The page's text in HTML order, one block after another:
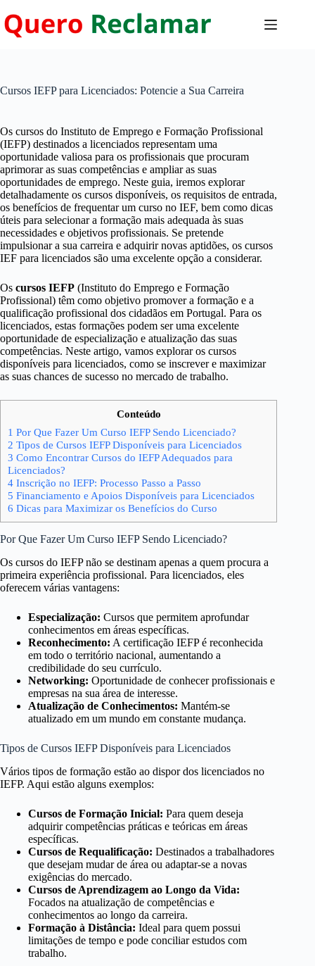
para
o
Cursos IEFP para Licenciados: Potencie a Sua Carreira
Os cursos do Instituto de Emprego e Formação Profissional
(IEFP) destinados a licenciados representam uma
oportunidade valiosa para os profissionais que procuram
aprimorar as suas competências e ampliar as suas
oportunidades de emprego. Neste guia, iremos explorar
detalhadamente os cursos disponíveis, os requisitos de entrada,
os benefícios de frequentar um curso no IEF, bem como dicas
úteis para selecionar a formação mais adequada às suas
necessidades e objetivos profissionais. Se pretende
impulsionar a sua carreira e adquirir novas aptidões, os cursos
IEF para licenciados são uma excelente opção a considerar.
Os cursos IEFP (Instituto do Emprego e Formação
Profissional) têm como objetivo promover a formação e a
qualificação profissional dos cidadãos em Portugal. Para os
licenciados, estas formações podem ser uma excelente
oportunidade de especialização e atualização das suas
competências. Neste artigo, vamos explorar os cursos
disponíveis para licenciados, como se inscrever e maximizar
as suas chances de sucesso no mercado de trabalho.
Conteúdo
1 Por Que Fazer Um Curso IEFP Sendo Licenciado?
2 Tipos de Cursos IEFP Disponíveis para Licenciados
3 Como Encontrar Cursos do IEFP Adequados para
Licenciados?
4 Inscrição no IEFP: Processo Passo a Passo
5 Financiamento e Apoios Disponíveis para Licenciados
6 Dicas para Maximizar os Benefícios do Curso
Por Que Fazer Um Curso IEFP Sendo Licenciado?
Os cursos do IEFP não se destinam apenas a quem procura a
primeira experiência profissional. Para licenciados, eles
oferecem várias vantagens:
Especialização: Cursos que permitem aprofundar
conhecimentos em áreas específicas.
Reconhecimento: A certificação IEFP é reconhecida
em todo o território nacional, aumentando a
credibilidade do seu currículo.
Networking: Oportunidade de conhecer profissionais e
empresas na sua área de interesse.
Atualização de Conhecimentos: Mantém-se
atualizado em um mundo em constante mudança.
Tipos de Cursos IEFP Disponíveis para Licenciados
Vários tipos de formação estão ao dispor dos licenciados no
IEFP. Aqui estão alguns exemplos:
Cursos de Formação Inicial: Para quem deseja
adquirir competências práticas e teóricas em áreas
específicas.
Cursos de Requalificação: Destinados a trabalhadores
que desejam mudar de área ou adaptar-se a novas
exigências do mercado.
Cursos de Aprendizagem ao Longo da Vida:
Focados na atualização de competências e
conhecimentos ao longo da carreira.
Formação à Distância: Ideal para quem possui
limitações de tempo e pode conciliar estudos com
trabalho.